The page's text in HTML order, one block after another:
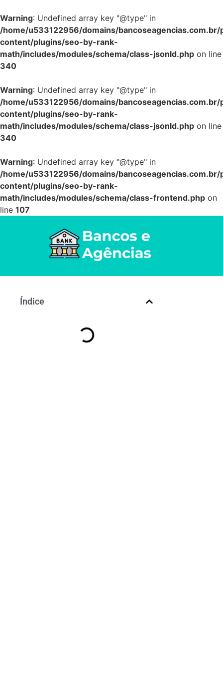
Warning: Undefined array key "@type" in
/home/u533122956/domains/
content/plugins/seo-by-rank-
math/includes/modules/schema/class-jsonld.php on line
340
Warning: Undefined array key "@type" in
/home/u533122956/domains/
content/plugins/seo-by-rank-
math/includes/modules/schema/class-jsonld.php on line
340
Warning: Undefined array key "@type" in
/home/u533122956/domains/
content/plugins/seo-by-rank-
math/includes/modules/schema/class-frontend.php on
line 107
Índice